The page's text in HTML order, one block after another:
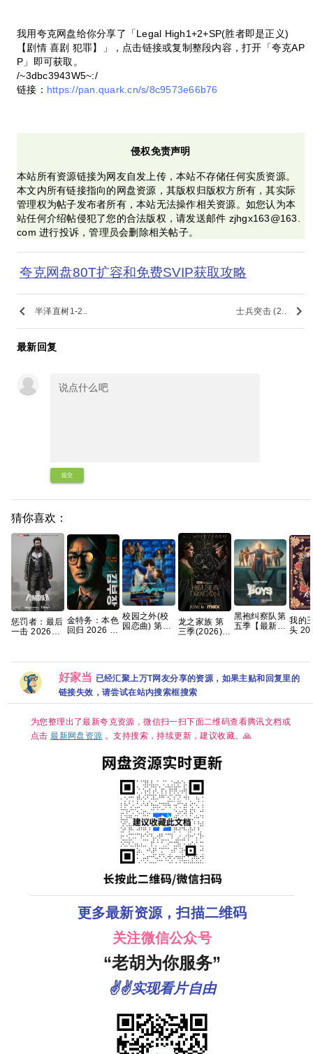
我用夸克网盘给你分享了「Legal High1+2+SP(胜者即是正义)
【剧情 喜剧 犯罪】」，点击链接或复制整段内容，打开「夸克AP
P」即可获取。
/~3dbc3943W5~:/
链接： https://pan.quark.cn/s/8c9573e66b76
侵权免责声明
本站所有资源链接为网友自发上传，本站不存储任何实质资源。
本文内所有链接指向的网盘资源，其版权归版权方所有，其实际
管理权为帖子发布者所有，本站无法操作相关资源。如您认为本
站任何介绍帖侵犯了您的合法版权，请发送邮件 zjhgx163@163.
com 进行投诉，管理员会删除相关帖子。
夸克网盘80T扩容和免费SVIP获取攻略
keyboard_arrow_left 半泽直树1-2.. 士兵突击 (2.. keyboard_arrow_right
最新回复
提交
猜你喜欢：
惩罚者：最后
一击 2026
金特务：本色
回归 2026 苏
盘+】
校园之外(校
园恋曲) 第一
龙之家族 第
三季(2026)
[高码率][内封
季][8GB集]
黑袍纠察队第
五季【最新热
克
我的
头 2026
字】
好家当 已经汇聚上万T网友分享的资源，如果主贴和回复里的
链接失效，请尝试在站内搜索框搜索
为您整理出了最新夸克资源，微信扫一扫下面二维码查看腾讯文档或
点击最新网盘资源 。支持搜索，持续更新，建议收藏。🙏
更多最新资源，扫描二维码
关注微信公众号
“老胡为你服务”
✌✌实现看片自由